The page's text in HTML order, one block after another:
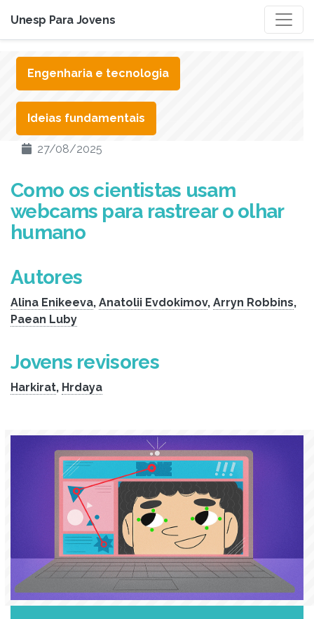
Unesp Para Jovens
Engenharia e tecnologia
Ideias fundamentais
27/08/2025
Como os cientistas usam
webcams para rastrear o olhar
humano
Autores
Alina Enikeeva, Anatolii Evdokimov, Arryn Robbins,
Paean Luby
Jovens revisores
Harkirat, Hrdaya